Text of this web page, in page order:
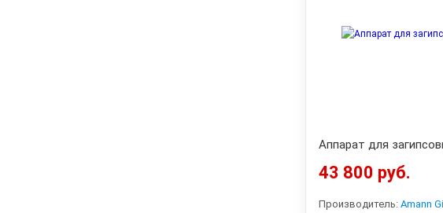
Аппарат для
43 800 руб.
Производитель: Amann